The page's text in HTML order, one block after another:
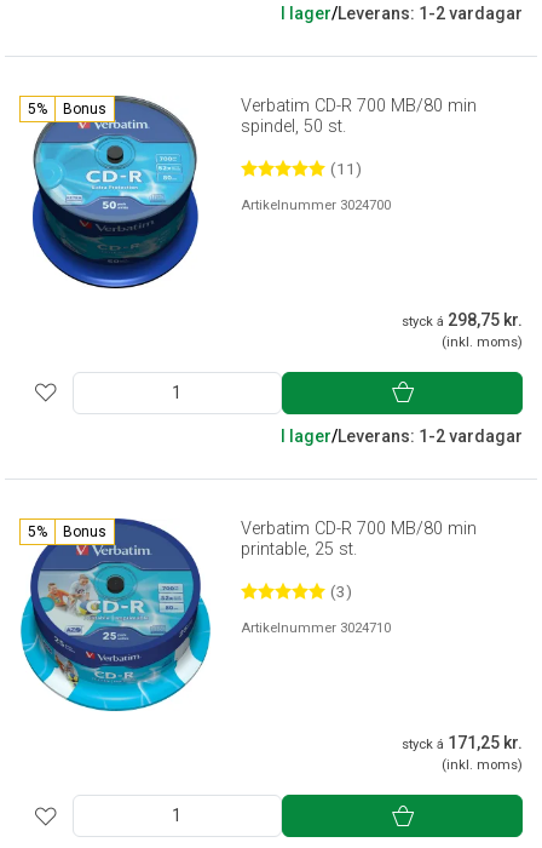
I lager/Leverans: 1-2 vardagar
5% Bonus
Verbatim CD-R 700 MB/80 min
spindel, 50 st.
(11)
Artikelnummer 3024700
styck á 298,75 kr.
(inkl. moms)
I lager/Leverans: 1-2 vardagar
5% Bonus
Verbatim CD-R 700 MB/80 min
printable, 25 st.
(3)
Artikelnummer 3024710
styck á 171,25 kr.
(inkl. moms)